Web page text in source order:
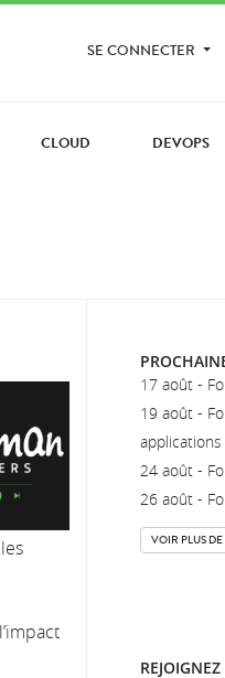
SE CONNECTER
CLOUD DEVOPS
17 août -
19 août -
24 août -
26 août -
VOIR PLUS